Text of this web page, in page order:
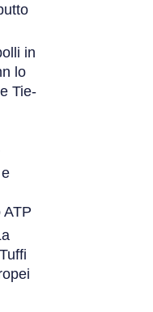
in
lo
Tie-
ATP